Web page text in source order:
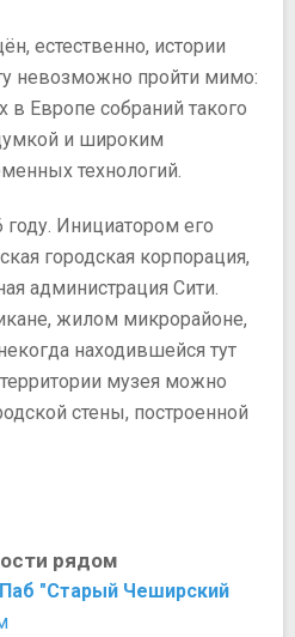
естественно, истории
невозможно пройти мимо:
в Европе собраний такого
и широким
технологий.
Инициатором его
городская корпорация,
администрация Сити.
жилом микрорайоне,
находившейся тут
музея можно
стены, построенной
рядом
Паб "Старый Чеширский